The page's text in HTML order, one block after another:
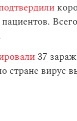
37
вирус